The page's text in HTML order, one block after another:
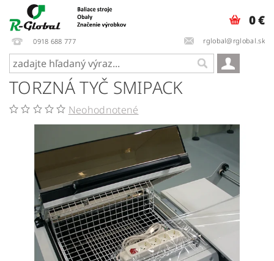
0918 688 777 rglobal@rglobal.sk
0 €
TORZNÁ TYČ SMIPACK
Neohodnotené